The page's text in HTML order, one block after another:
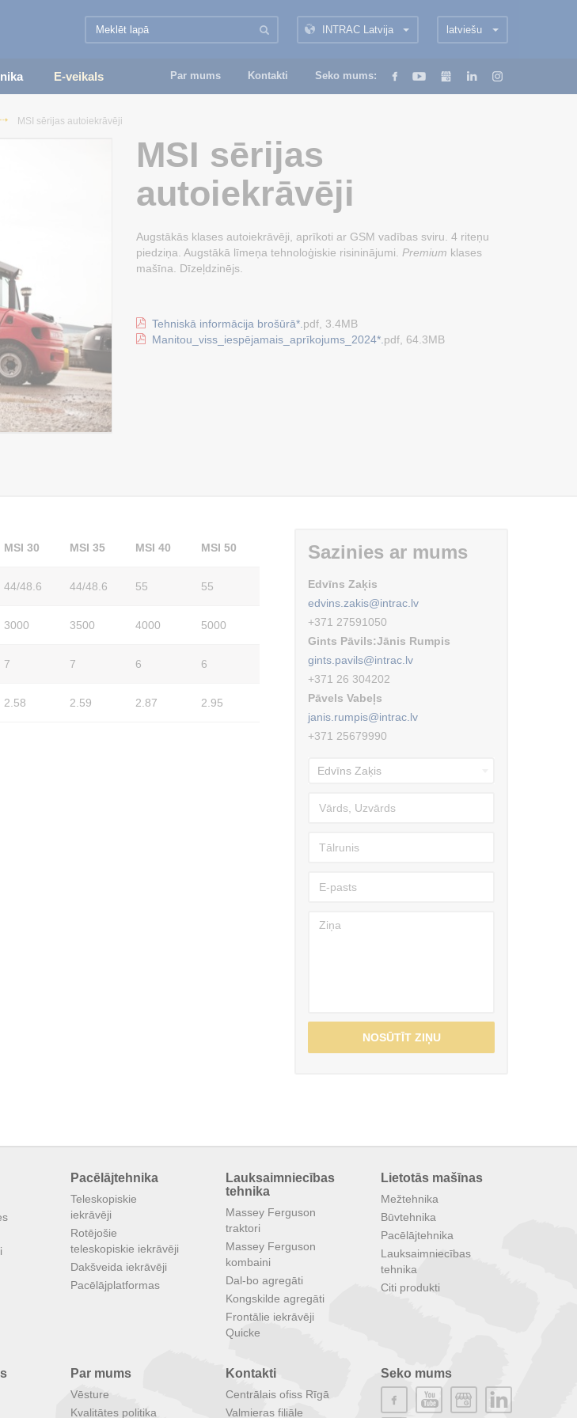
latviešu
INTRAC Latvija
E-veikals Par mums Kontakti Seko mums:
MSI sērijas autoiekrāvēji
MSI sērijas
autoiekrāvēji
Augstākās klases autoiekrāvēji, aprīkoti ar GSM vadības sviru. 4 riteņu
piedziņa. Augstākā līmeņa tehnoloģiskie risininājumi. Premium klases
mašīna. Dīzeļdzinējs.
Tehniskā informācija brošūrā*. pdf, 3.4MB
Manitou_viss_iespējamais_aprīkojums_2024*. pdf, 64.3MB
MSI 30 MSI 35 MSI 40 MSI 50
44/48.6 44/48.6 55 55
3000 3500 4000 5000
7 7 6 6
2.58 2.59 2.87 2.95
Sazinies ar mums
Edvīns Zaķis
edvins.zakis@intrac.lv
+371 27591050
Gints Pāvils:Jānis Rumpis
gints.pavils@intrac.lv
+371 26 304202
Pāvels Vabeļs
janis.rumpis@intrac.lv
+371 25679990
NOSŪTĪT ZIŅU
Pacēlājtehnika
Teleskopiskie
iekrāvēji
Rotējošie
teleskopiskie iekrāvēji
Dakšveida iekrāvēji
Pacēlājplatformas
Lauksaimniecības
tehnika
Massey Ferguson
traktori
Massey Ferguson
kombaini
Dal-bo agregāti
Kongskilde agregāti
Frontālie iekrāvēji
Quicke
Lietotās mašīnas
Mežtehnika
Būvtehnika
Pacēlājtehnika
Lauksaimniecības
tehnika
Citi produkti
Par mums
Vēsture
Kvalitātes politika
Kontakti
Centrālais ofiss Rīgā
Valmieras filiāle
Seko mums